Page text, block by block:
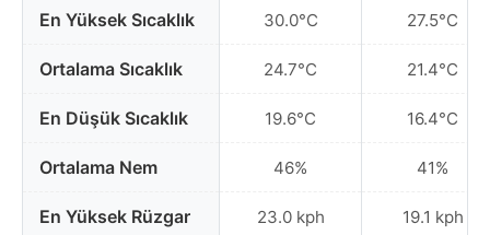
En Yüksek Sıcaklık
Ortalama Sıcaklık
En Düşük Sıcaklık
Ortalama Nem
En Yüksek Rüzgar
30.0°C
24.7°C
19.6°C
46%
23.0 kph
27.5°C
21.4°C
16.4°C
41%
19.1 kph